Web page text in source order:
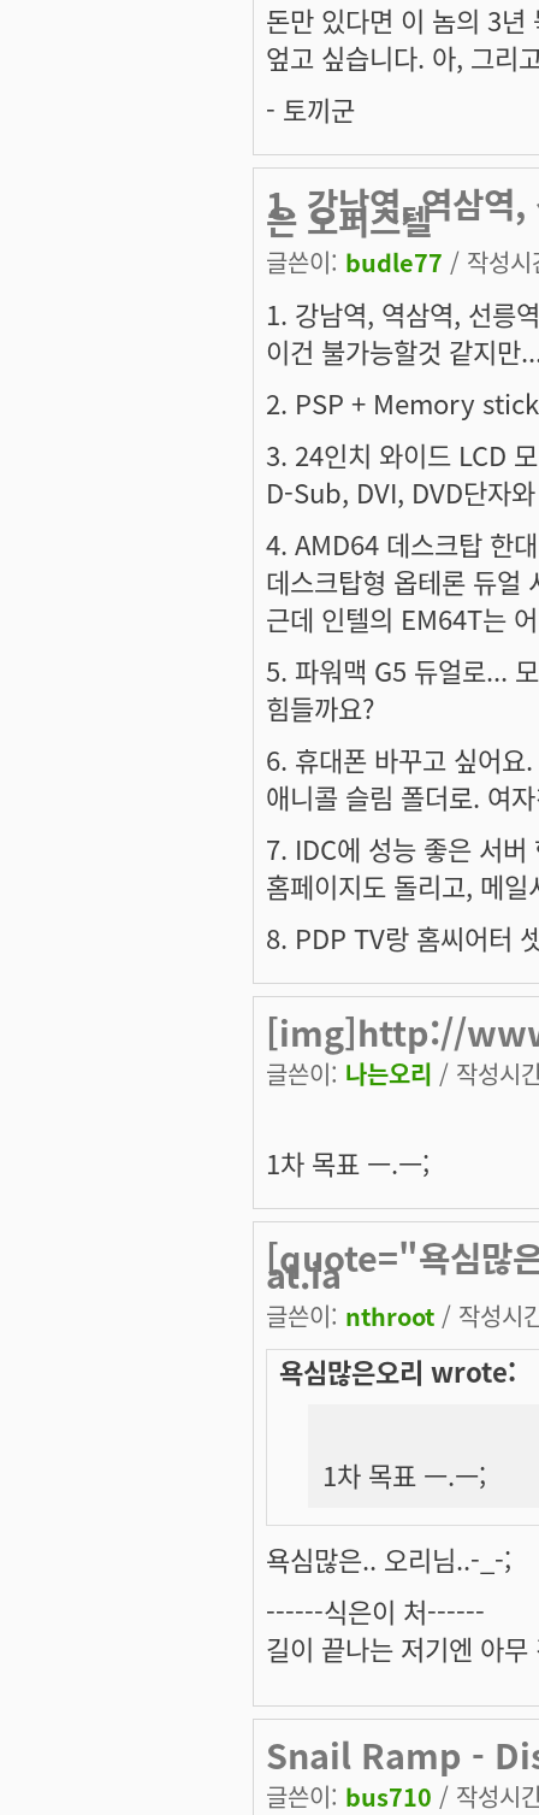
돈만 있다면 이 놈의 3
엎고 싶습니다. 아, 그리
- 토끼군
1. 강남역, 역삼역,
은 오피스텔
글쓴이: budle77 / 작성
1. 강남역, 역삼역, 선릉
이건 불가능할것 같지만
2. PSP + Memory stick
3. 24인치 와이드 LCD
D-Sub, DVI, DVD단자
4. AMD64 데스크탑 한
데스크탑형 옵테론 듀얼
근데 인텔의 EM64T는
5. 파워맥 G5 듀얼로...
힘들까요?
6. 휴대폰 바꾸고 싶어요.
애니콜 슬림 폴더로. 여
7. IDC에 성능 좋은 서
홈페이지도 돌리고, 메
8. PDP TV랑 홈씨어터
[img]http://
글쓴이: 나는오리 / 작성시
1차 목표 ㅡ.ㅡ;
[quote="욕심
at.ia
글쓴이: nthroot / 작성시
욕심많은오리 wrote:
1차 목표 ㅡ.ㅡ;
욕심많은.. 오리님..-_-;
------식은이 처------
길이 끝나는 저기엔 아
Snail Ramp -
글쓴이: bus710 / 작성시